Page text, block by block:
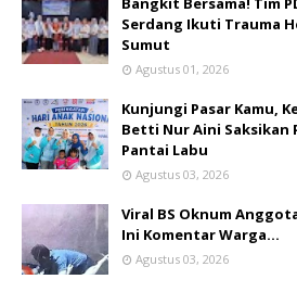
Serdang Ikuti Trauma
Sumut
Agustus 01, 2026
Kunjungi Pasar Kamu,
Betti Nur Aini Saksikan
Pantai Labu
Agustus 03, 2026
Viral BS Oknum
Ini Komentar Warga…
Agustus 03, 2026